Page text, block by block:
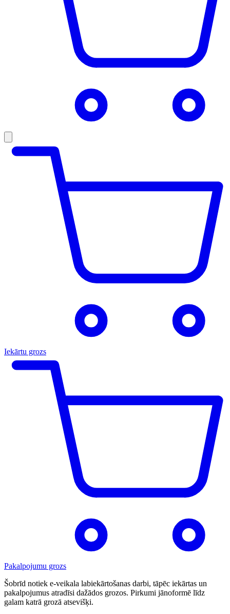
Iekārtu grozs
Pakalpojumu grozs
Šobrīd notiek e-veikala labiekārtošanas darbi, tāpēc iekārtas un
pakalpojumus atradīsi dažādos grozos. Pirkumi jānoformē līdz
galam katrā grozā atsevišķi.